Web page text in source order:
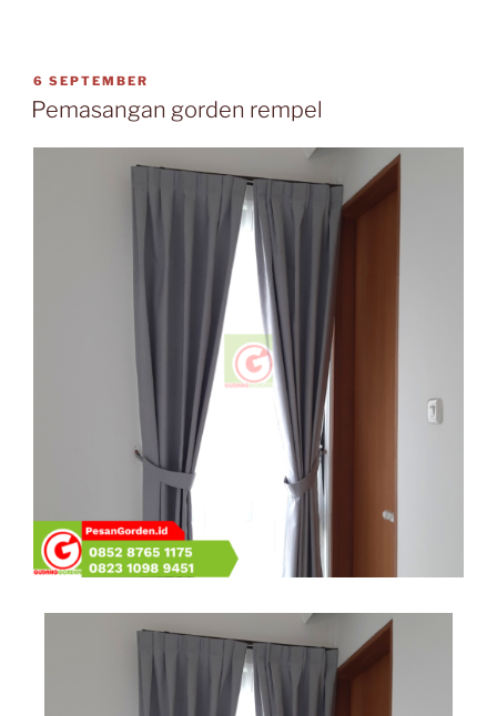
6 SEPTEMBER
Pemasangan gorden rempel